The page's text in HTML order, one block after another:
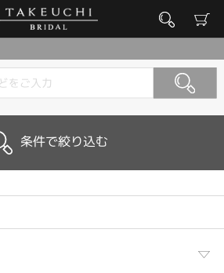
条件で絞り込む